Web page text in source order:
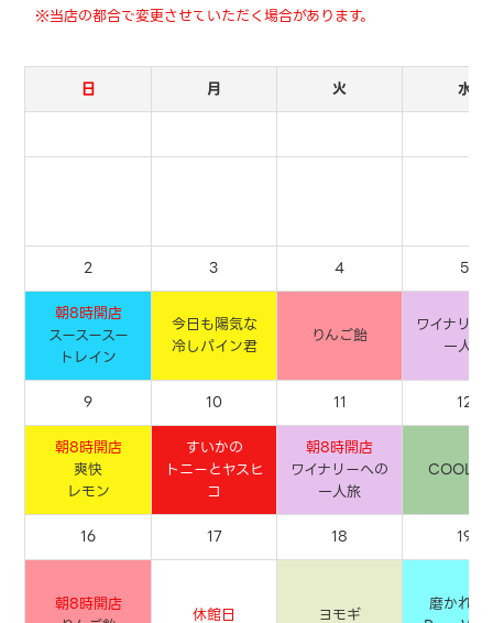
※当店の都合で変更させていただく場合があります。
日 月 火 水
2 3 4
5
朝8時開店
スースースー
トレイン
今日も陽気な
冷しパイン君
りんご飴
ワイナリー
一人旅
9 10 11
12
朝8時開店
爽快
レモン
すいかの
トニーとヤスヒ
コ
朝8時開店
ワイナリーへの
一人旅
COOL玉
16 17 18 19
朝8時開店
休館日 ヨモギ
磨かれた